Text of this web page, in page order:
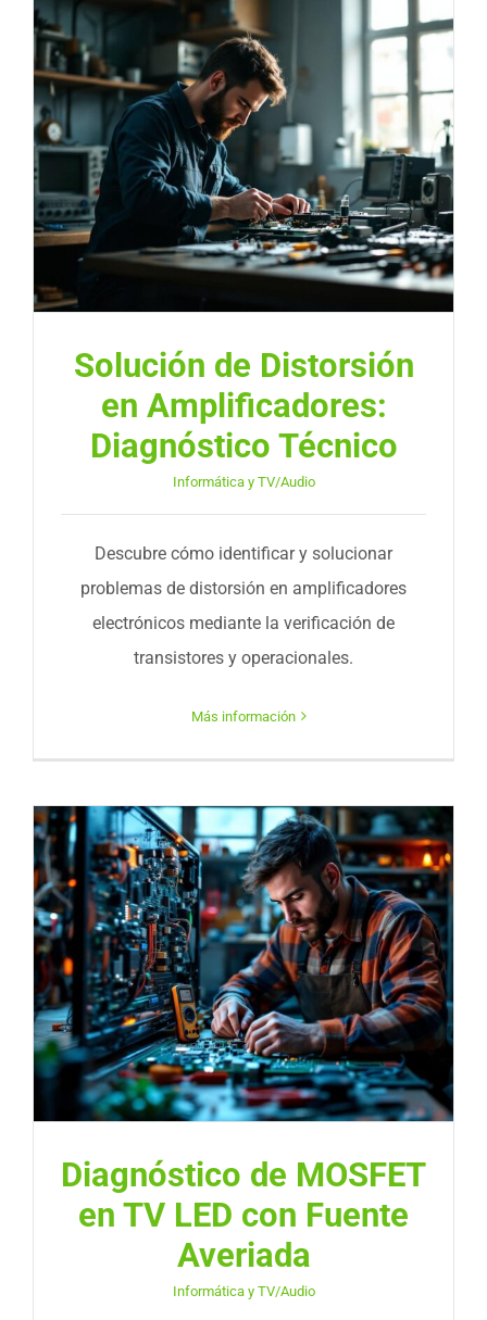
Solución de Distorsión
en Amplificadores:
Diagnóstico Técnico
Informática y TV/Audio
Descubre cómo identificar y solucionar
problemas de distorsión en amplificadores
electrónicos mediante la verificación de
transistores y operacionales.
Más información
Diagnóstico de MOSFET
en TV LED con Fuente
Averiada
Informática y TV/Audio